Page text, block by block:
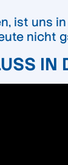
ist uns
nicht
IN